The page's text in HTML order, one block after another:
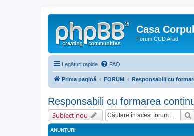
Casa
Forum CCD Arad
Legături rapide FAQ
Prima pagină FORUM Responsabili cu
Responsabili cu formarea
Subiect nou
ANUNŢURI